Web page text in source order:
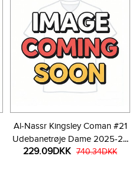
Al-Nassr Kingsley Coman #21
Udebanetrøje Dame 2025-26
Kortærmet
229.09DKK 740.34DKK